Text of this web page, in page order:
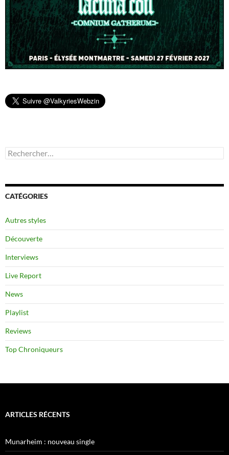
Rechercher :
CATÉGORIES
Autres styles
Découverte
Interviews
Live Report
News
Playlist
Reviews
Top Chroniqueurs
ARTICLES RÉCENTS
Munarheim : nouveau single